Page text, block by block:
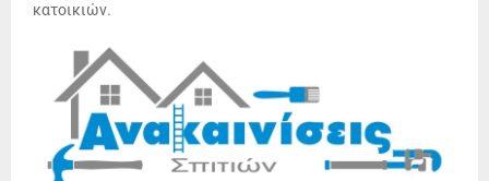
κατοικιών.